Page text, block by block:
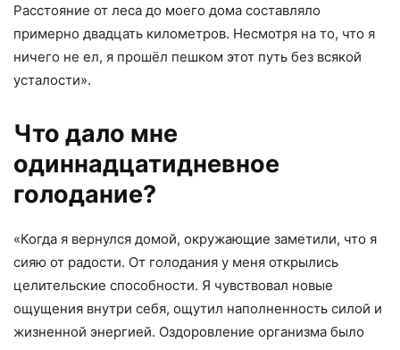
Расстояние от леса до моего дома составляло
примерно двадцать километров. Несмотря на то, что я
ничего не ел, я прошёл пешком этот путь без всякой
усталости».
Что дало мне
одиннадцатидневное
голодание?
«Когда я вернулся домой, окружающие заметили, что я
сияю от радости. От голодания у меня открылись
целительские способности. Я чувствовал новые
ощущения внутри себя, ощутил наполненность силой и
жизненной энергией. Оздоровление организма было